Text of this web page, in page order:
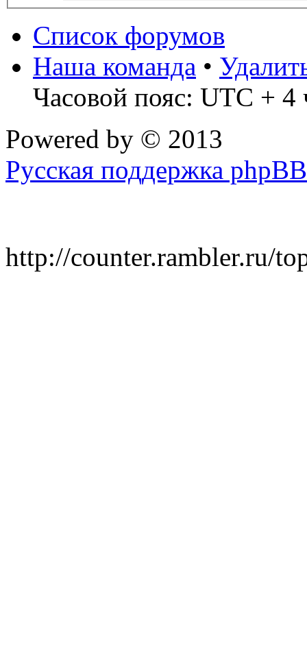
Список форумов
Наша команда •
Часовой пояс: UTC + 4
Powered by © 2013
Русская поддержка phpBB
http://counter.rambler.ru/